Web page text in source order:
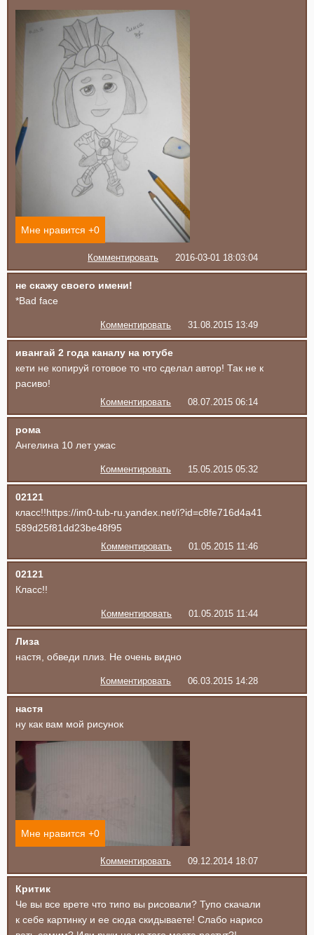
Мне нравится +0
Комментировать 2016-03-01 18:03:04
не скажу своего имени!
*Bad face
Комментировать 31.08.2015 13:49
ивангай 2 года каналу на ютубе
кети не копируй готовое то что сделал автор! Так не к
расиво!
Комментировать 08.07.2015 06:14
рома
Ангелина 10 лет ужас
Комментировать 15.05.2015 05:32
02121
класс!!https://im0-tub-ru.yandex.net/i?id=c8fe716d4a41
589d25f81dd23be48f95
Комментировать 01.05.2015 11:46
02121
Класс!!
Комментировать 01.05.2015 11:44
Лиза
настя, обведи плиз. Не очень видно
Комментировать 06.03.2015 14:28
настя
ну как вам мой рисунок
Мне нравится +0
Комментировать 09.12.2014 18:07
Критик
Че вы все врете что типо вы рисовали? Тупо скачали
к себе картинку и ее сюда скидываете! Слабо нарисо